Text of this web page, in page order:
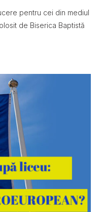
pentru cei din mediul
de Biserica Baptistă